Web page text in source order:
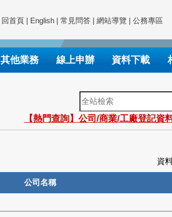
回首頁 | English | 常見問答 | 網站導覽 | 公務專區
其他業務 線上申辦 資料下載
全
站
檢
索
【熱門查詢】公司/商業/工廠登記資
資
公司名稱